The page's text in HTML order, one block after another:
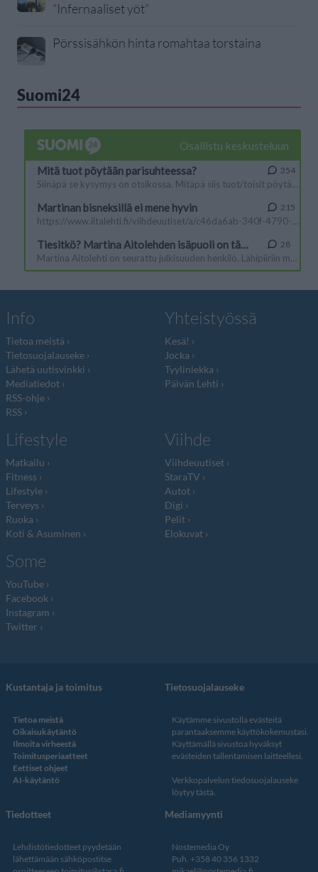
”Infernaaliset yöt”
Pörssisähkön hinta romahtaa torstaina
Suomi24
Info
Tietoa meistä
Tietosuojalauseke
Lähetä uutisvinkki
Mediatiedot
RSS-ohje
RSS
Yhteistyössä
Kesä!
Jocka
Tyyliniekka
Päivän Lehti
Lifestyle
Matkailu
Fitness
Lifestyle
Terveys
Ruoka
Koti & Asuminen
Viihde
Viihdeuutiset
StaraTV
Autot
Digi
Pelit
Elokuvat
Some
YouTube
Facebook
Instagram
Twitter
Kustantaja ja toimitus
Tietoa meistä
Oikaisukäytäntö
Ilmoita virheestä
Toimitusperiaatteet
Eettiset ohjeet
AI-käytäntö
Tietosuojalauseke
Käytämme sivustolla evästeitä
parantaaksemme käyttökokemustasi.
Käyttämällä sivustoa hyväksyt
evästeiden tallentamisen laitteellesi.
Verkkopalvelun tiedosuojalauseke
löytyy tästä.
Tiedotteet
Lehdistötiedotteet pyydetään
lähettämään sähköpostitse
Mediamyynti
Nostemedia Oy
Puh. +358 40 356 1332